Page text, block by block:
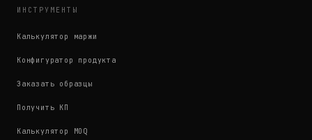
ИНСТРУМЕНТЫ
Калькулятор маржи
Конфигуратор продукта
Заказать образцы
Получить КП
Калькулятор MOQ